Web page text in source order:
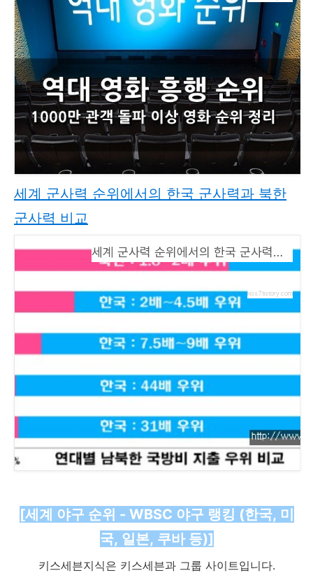
세계 군사력 순위에서의 한국 군사력과 북한
군사력 비교
세계 군사력 순위에서의 한국 군사력과 북한 군사력 비교
kiss7.tistory.com
[세계 야구 순위 - WBSC 야구 랭킹 (한국, 미
국, 일본, 쿠바 등)]
키스세븐지식은 키스세븐과 그룹 사이트입니다.